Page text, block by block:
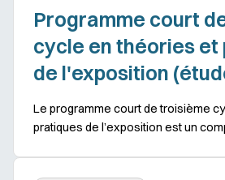
Programme court
cycle en théories
de l'exposition
Le programme court de troisième
pratiques de l’exposition est un